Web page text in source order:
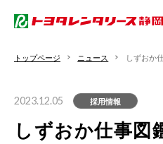
トップページ ニュース しずおか
しずおか仕事図
2023.12.05 採用情報